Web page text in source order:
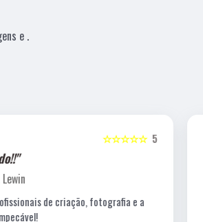
e .
5
☆☆☆☆☆
de criação, fotografia e a